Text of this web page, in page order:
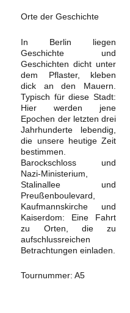
Orte der Geschichte
In Berlin liegen
Geschichte und
Geschichten dicht unter
dem Pflaster, kleben
dick an den Mauern.
Typisch für diese Stadt:
Hier werden jene
Epochen der letzten drei
Jahrhunderte lebendig,
die unsere heutige Zeit
bestimmen.
Barockschloss und
Nazi-Ministerium,
Stalinallee und
Preußenboulevard,
Kaufmannskirche und
Kaiserdom: Eine Fahrt
zu Orten, die zu
aufschlussreichen
Betrachtungen einladen.
Tournummer: A5